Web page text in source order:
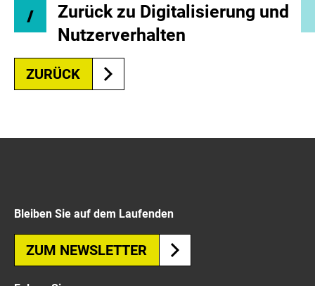
Zurück zu Digitalisierung und
Nutzerverhalten
ZURÜCK
Bleiben Sie auf dem Laufenden
ZUM NEWSLETTER